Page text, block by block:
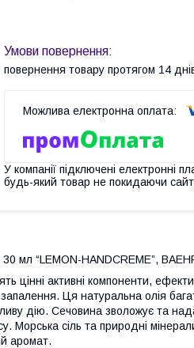
повернення товару протягом 14
У компанії підключені електронні
будь-який товар не покидаючи
мл “LEMON-HANDCREME”,
цінні активні компоненти,
Ця натуральна олія
дію. Сечовина зволожує та
Морська сіль та природні
аромат.